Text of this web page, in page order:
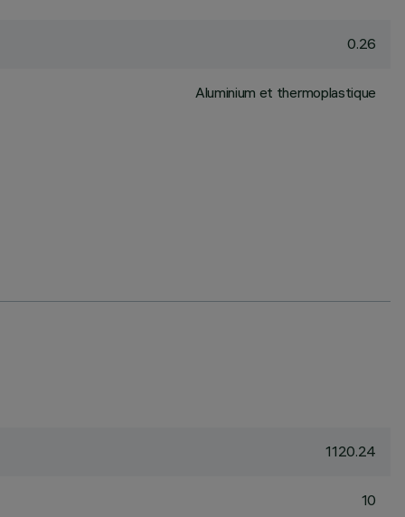
0.26
Aluminium et thermoplastique
1120.24
10